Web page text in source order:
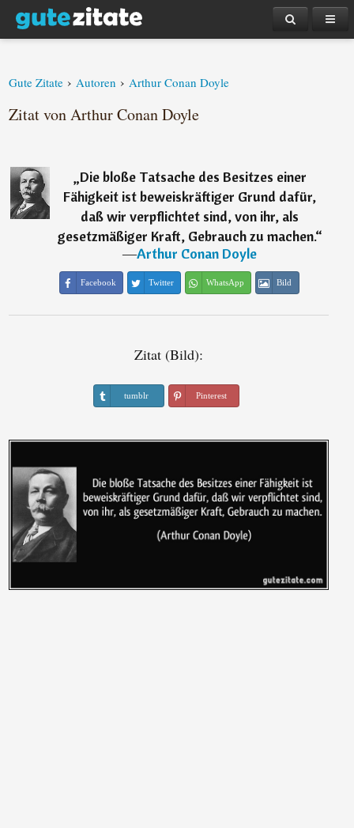
Gute Zitate › Autoren › Arthur Conan Doyle
Zitat von Arthur Conan Doyle
„Die bloße Tatsache des Besitzes einer
Fähigkeit ist beweiskräftiger Grund dafür,
daß wir verpflichtet sind, von ihr, als
gesetzmäßiger Kraft, Gebrauch zu machen.“
―Arthur Conan Doyle
Facebook Twitter WhatsApp Bild
Zitat (Bild):
tumblr Pinterest